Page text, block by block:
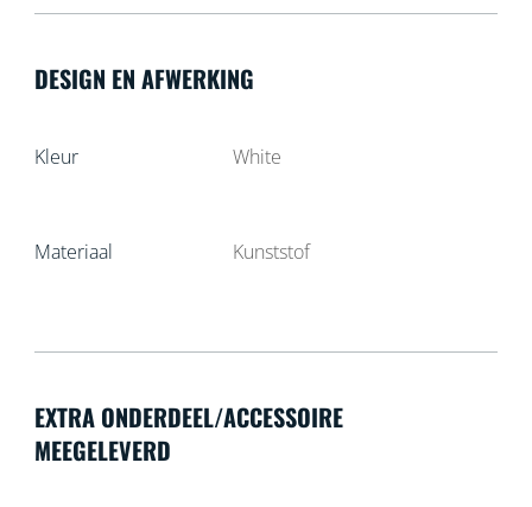
DESIGN EN AFWERKING
Kleur White
Materiaal Kunststof
EXTRA ONDERDEEL/ACCESSOIRE
MEEGELEVERD